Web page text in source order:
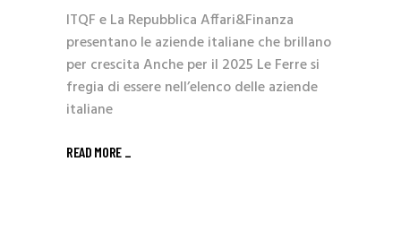
ITQF e La Repubblica Affari&Finanza
presentano le aziende italiane che brillano
per crescita Anche per il 2025 Le Ferre si
fregia di essere nell’elenco delle aziende
italiane
READ MORE _